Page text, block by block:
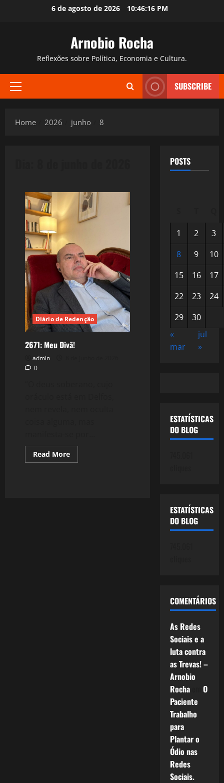
6 de agosto de 2026 10:46:17 PM
Arnobio Rocha
Reflexões sobre Política, Economia e Cultura.
Primary
SUBSCRIBE
Home 2026 junho 8
Diário de Redenção
2671: Meu Divã!
admin
0
Read MoreRead
more
POSTS
1
2
3
8
9
10
15
16
17
22
23
24
29
30
«
mar
jul
»
ESTATÍSTICAS
DO BLOG
ESTATÍSTICAS
DO BLOG
COMENTÁRIOS
As Redes
Sociais e a
luta contra
as Trevas! –
Arnobio
Rochaem O
Paciente
Trabalho
para
Plantar o
Ódio nas
Redes
Sociais.